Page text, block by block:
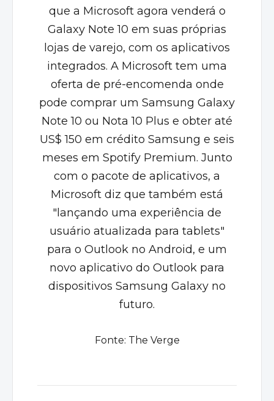
que a Microsoft agora venderá o
Galaxy Note 10 em suas próprias
lojas de varejo, com os aplicativos
integrados. A Microsoft tem uma
oferta de pré-encomenda onde
pode comprar um Samsung Galaxy
Note 10 ou Nota 10 Plus e obter até
US$ 150 em crédito Samsung e seis
meses em Spotify Premium. Junto
com o pacote de aplicativos, a
Microsoft diz que também está
"lançando uma experiência de
usuário atualizada para tablets"
para o Outlook no Android, e um
novo aplicativo do Outlook para
dispositivos Samsung Galaxy no
futuro.
Fonte: The Verge